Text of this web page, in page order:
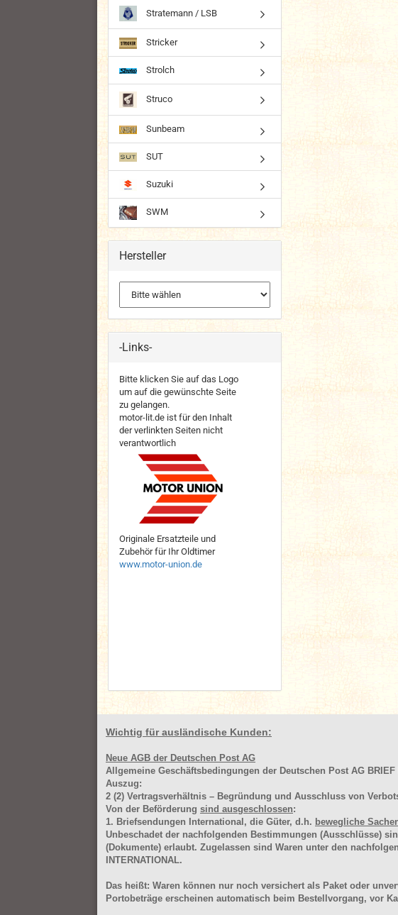
Stratemann / LSB
Stricker
Strolch
Struco
Sunbeam
SUT
Suzuki
SWM
Hersteller
-Links-
Bitte klicken Sie auf das Logo
um auf die gewünschte Seite
zu gelangen.
motor-lit.de ist für den Inhalt
der verlinkten Seiten nicht
verantwortlich
Originale Ersatzteile und
Zubehör für Ihr Oldtimer
www.motor-union.de
Wichtig für ausländische Kunden:
Neue AGB der Deutschen Post AG
Allgemeine Geschäftsbedingungen der Deutschen Post AG BRIEF
Auszug:
2 (2) Vertragsverhältnis – Begründung und Ausschluss von
Von der Beförderung sind ausgeschlossen:
1. Briefsendungen International, die Güter, d.h. bewegliche
Unbeschadet der nachfolgenden Bestimmungen (Ausschlüsse)
(Dokumente) erlaubt. Zugelassen sind Waren unter den
INTERNATIONAL.
Das heißt: Waren können nur noch versichert als Paket oder
Portobeträge erscheinen automatisch beim Bestellvorgang, vor